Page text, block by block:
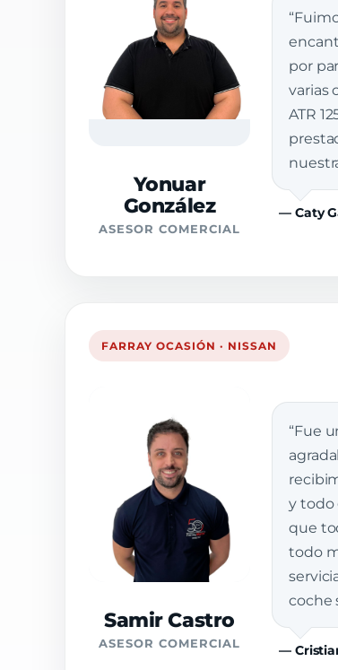
Yonuar
González
ASESOR COMERCIAL
por
varias
ATR
— Caty
FARRAY OCASIÓN · NISSAN
Samir Castro
ASESOR COMERCIAL
“Fue
y todo
que
todo
coche
—